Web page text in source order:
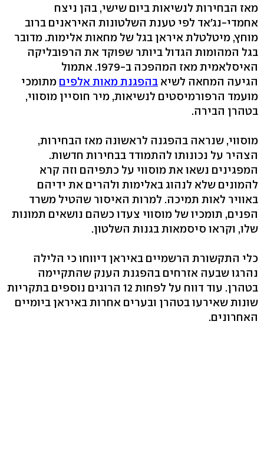
מאז הבחירות לנשיאות ביום שישי, בהן ניצח
אחמדי-נג'אד לפי טענת השלטונות האיראנים ברוב
מוחץ, מיטלטלת איראן בגל של מחאות אלימות. מדובר
בגל המהומות הגדול ביותר שפוקד את הרפובליקה
האיסלאמית מאז המהפכה ב-1979. אתמול
הגיעה המחאה לשיא בהפגנת מאות אלפים מתומכי
מועמד הרפורמיסטים לנשיאות, מיר חוסיין מוסווי,
בטהרן הבירה.
מוסווי, שנראה בהפגנה לראשונה מאז הבחירות,
הצהיר על נכונותו להתמודד בבחירות חדשות.
המפגינים נשאו את מוסווי על כתפיהם וזה קרא
להמונים שלא לנהוג באלימות ולהרים את ידיהם
באוויר לאות תמיכה. למרות האיסור שהטיל משרד
הפנים, תומכיו של מוסווי צעדו כשהם נושאים תמונות
שלו, וקראו סיסמאות בגנות השלטון.
כלי התקשורת הרשמיים באיראן דיווחו כי הלילה
נהרגו שבעה אזרחים בהפגנת הענק שהתקיימה
בטהרן. עוד דווח על לפחות 12 הרוגים נוספים בתקריות
שונות שאירעו בטהרן ובערים אחרות באיראן ביומיים
האחרונים.